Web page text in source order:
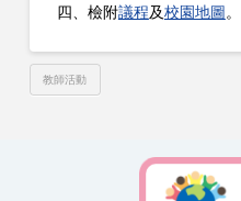
四、檢附議程及校園地圖。
教師活動